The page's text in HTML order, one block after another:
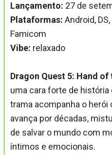
Lançamento: 27 de
Plataformas: Android,
Famicom
Vibe: relaxado
Dragon Quest 5: Hand
uma cara forte de
trama acompanha o
avança por décadas,
de salvar o mundo com
íntimos e emocionais.